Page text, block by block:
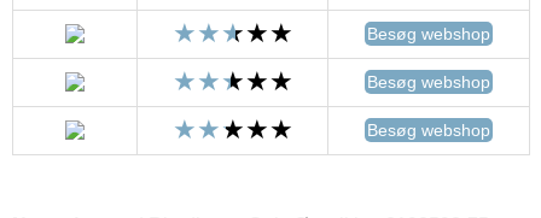
Besøg webshop
Besøg webshop
Besøg webshop